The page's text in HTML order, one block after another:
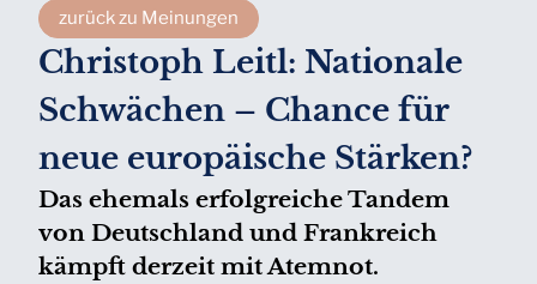
zurück zu Meinungen
Christoph Leitl: Nationale
Schwächen – Chance für
neue europäische Stärken?
Das ehemals erfolgreiche Tandem
von Deutschland und Frankreich
kämpft derzeit mit Atemnot.